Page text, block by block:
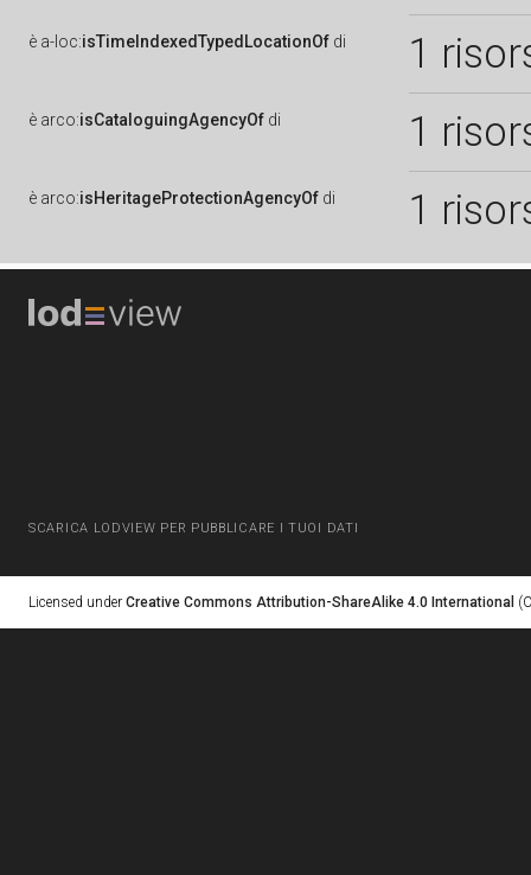
è a-loc:isTimeIndexedTypedLocationOf di 1
è arco:isCataloguingAgencyOf di 1
è arco:isHeritageProtectionAgencyOf di 1
SCARICA LODVIEW PER PUBBLICARE I TUOI DATI
Licensed under Creative Commons Attribution-ShareAlike 4.0 International